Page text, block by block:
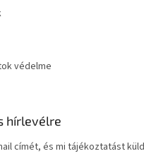
védelme
hírlevélre
címét, és mi tájékoztatást